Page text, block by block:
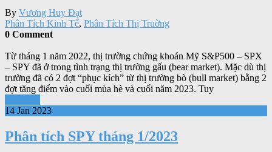
By Vương Huy Đạt
Phân Tích Kinh Tế, Phân Tích Thị Truờng
0 Comment
Từ tháng 1 năm 2022, thị trường chứng khoán Mỹ S&P500 – SPX
– SPY đã ở trong tình trạng thị trường gấu (bear market). Mặc dù thị
trường đã có 2 đợt “phục kích” từ thị trường bò (bull market) bằng 2
đợt tăng điểm vào cuối mùa hè và cuối năm 2023. Tuy
14 Jan 2023
Phân tích SPY tháng 1/2023